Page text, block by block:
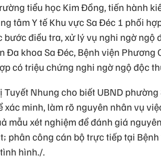
tiểu học Kim Đồng, tiến hành
tâm Y tế Khu vực Sa Đéc 1 phối
bước điều tra, xử lý vụ nghi ngờ ngộ
Đa khoa Sa Đéc, Bệnh viện
có triệu chứng nghi ngờ ngộ độc
Tuyết Nhung cho biết UBND
xác minh, làm rõ nguyên nhân vụ
mẫu xét nghiệm để đánh giá
phân công cán bộ trực tiếp tại
hình./.